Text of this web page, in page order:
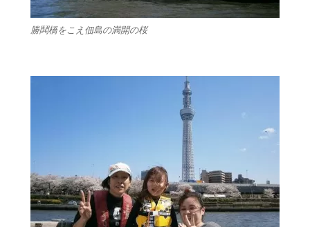
勝鬨橋をこえ佃島の満開の桜